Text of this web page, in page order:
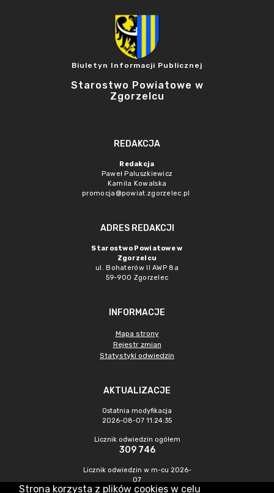
Biuletyn Informacji Publicznej
Starostwo Powiatowe w
Zgorzelcu
REDAKCJA
Redakcja
Paweł Paluszkiewicz
Kamila Kowalska
promocja@powiat.zgorzelec.pl
ADRES REDAKCJI
Starostwo Powiatowe w
Zgorzelcu
ul. Bohaterów II AWP 8a
59-900 Zgorzelec
INFORMACJE
Mapa strony
Rejestr zmian
Statystyki odwiedzin
AKTUALIZACJE
Ostatnia modyfikacja
2026-08-07 11:24:35
Licznik odwiedzin ogółem
309 746
Licznik odwiedzin w m-cu 2026-
07
444
Strona korzysta z plików cookies w celu